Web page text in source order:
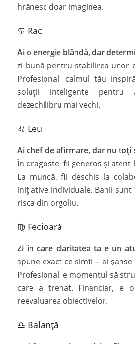
hrănesc doar imaginea.
♋ Rac
Ai o energie blândă, dar
zi bună pentru stabilirea unor
Profesional, calmul tău
soluții inteligente pentru
dezechilibru mai vechi.
♌ Leu
Ai chef de afirmare, dar nu
În dragoste, fii generos și atent
La muncă, fii deschis la
inițiative individuale. Banii
risca din orgoliu.
♍ Fecioară
Zi în care claritatea ta e un
spune exact ce simți – ai
Profesional, e momentul să
care a trenat. Financiar, e
reevaluarea obiectivelor.
♎ Balanță